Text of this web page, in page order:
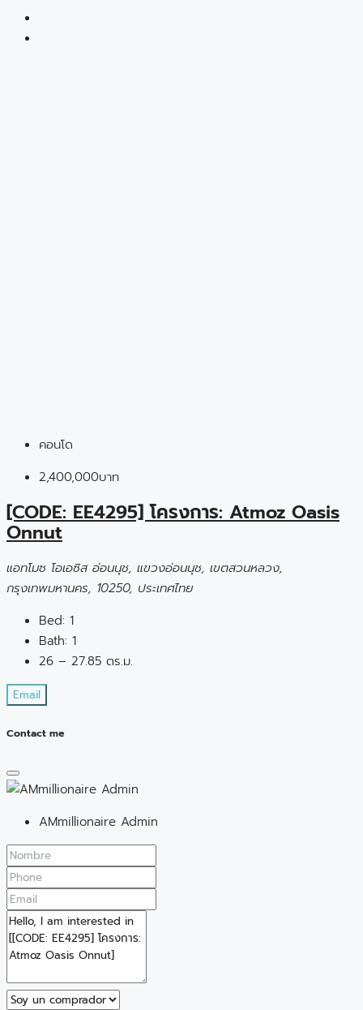
คอนโด
2,400,000บาท
[CODE: EE4295] โครงการ: Atmoz Oasis
Onnut
แอทโมซ โอเอซิส อ่อนนุช, แขวงอ่อนนุช, เขตสวนหลวง,
กรุงเทพมหานคร, 10250, ประเทศไทย
Bed: 1
Bath: 1
26 – 27.85 ตร.ม.
Email
Contact me
AMmillionaire Admin